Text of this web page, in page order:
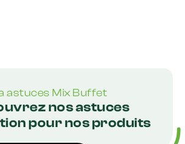
astuces Mix Buffet
nos astuces
pour nos produits